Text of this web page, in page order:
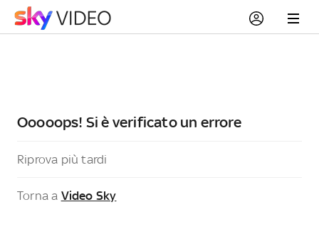
Ooooops! Si è verificato un errore
Riprova più tardi
Torna a Video Sky